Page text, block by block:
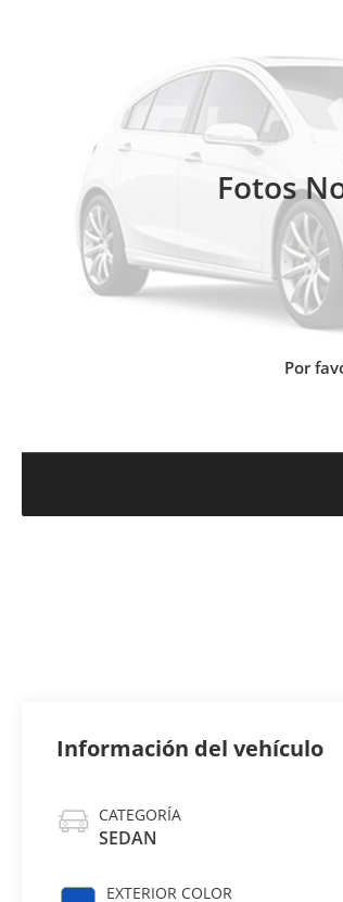
Fotos
Por
Información del vehículo
CATEGORÍA
SEDAN
EXTERIOR COLOR